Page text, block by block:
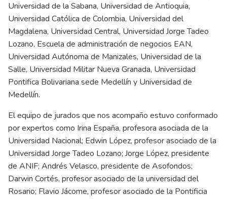
Universidad de la Sabana, Universidad de Antioquia,
Universidad Católica de Colombia, Universidad del
Magdalena, Universidad Central, Universidad Jorge Tadeo
Lozano, Escuela de administración de negocios EAN,
Universidad Autónoma de Manizales, Universidad de la
Salle, Universidad Militar Nueva Granada, Universidad
Pontifica Bolivariana sede Medellín y Universidad de
Medellín.
El equipo de jurados que nos acompaño estuvo conformado
por expertos como Irina España, profesora asociada de la
Universidad Nacional; Edwin López, profesor asociado de la
Universidad Jorge Tadeo Lozano; Jorge López, presidente
de ANIF; Andrés Velasco, presidente de Asofondos;
Darwin Cortés, profesor asociado de la universidad del
Rosario; Flavio Jácome, profesor asociado de la Pontificia